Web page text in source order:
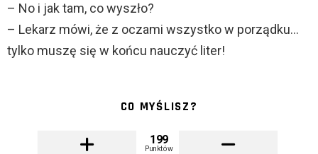
– No i jak tam, co wyszło?
– Lekarz mówi, że z oczami wszystko w porządku…
tylko muszę się w końcu nauczyć liter!
CO MYŚLISZ?
199
Punktów